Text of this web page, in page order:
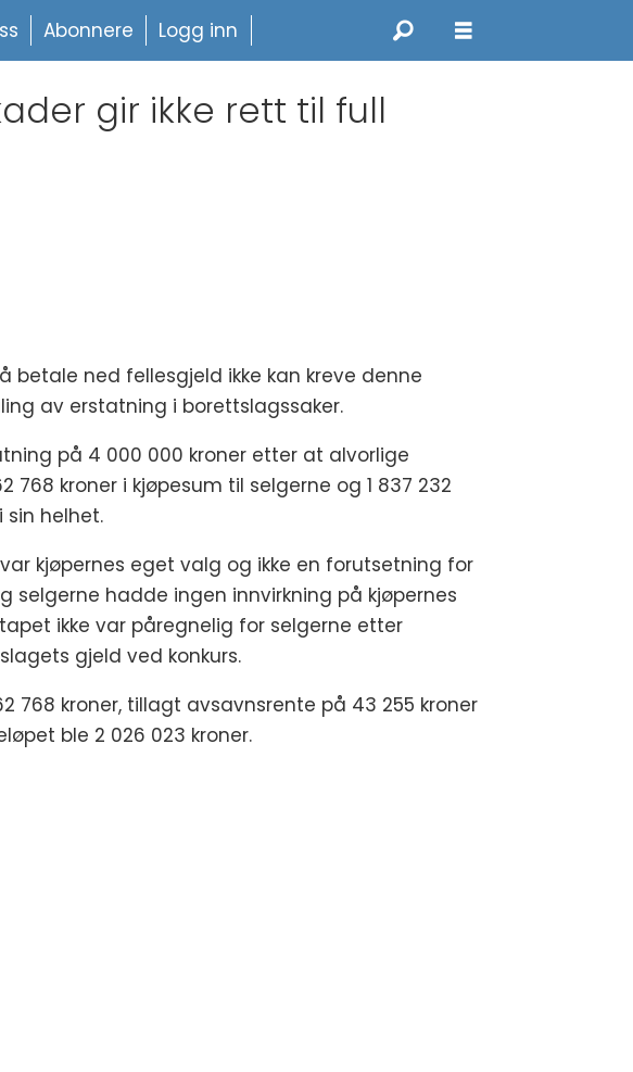
Abonnere Logg inn
gir ikke rett til full
ned fellesgjeld ikke kan kreve denne
av erstatning i borettslagssaker.
på 4 000 000 kroner etter at alvorlige
kroner i kjøpesum til selgerne og 1 837 232
sin helhet.
kjøpernes eget valg og ikke en forutsetning for
selgerne hadde ingen innvirkning på kjøpernes
ikke var påregnelig for selgerne etter
gjeld ved konkurs.
768 kroner, tillagt avsavnsrente på 43 255 kroner
ble 2 026 023 kroner.